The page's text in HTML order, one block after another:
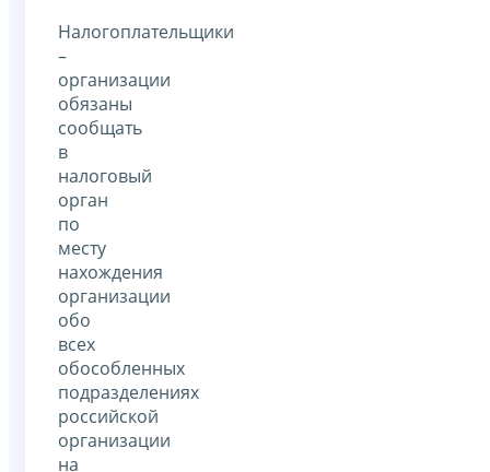
Налогоплательщики
–
организации
обязаны
сообщать
в
налоговый
орган
по
месту
нахождения
организации
обо
всех
обособленных
подразделениях
российской
организации
на